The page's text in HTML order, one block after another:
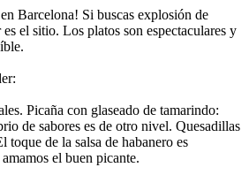
Barcelona! Si buscas explosión de
el sitio. Los platos son espectaculares y
​Picaña con glaseado de tamarindo:
de sabores es de otro nivel. ​Quesadillas
toque de la salsa de habanero es
el buen picante.